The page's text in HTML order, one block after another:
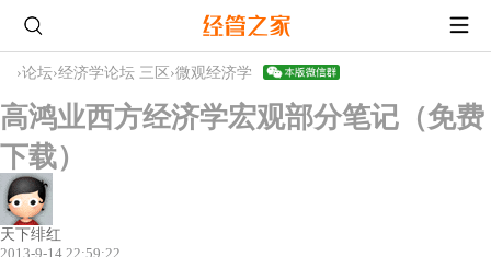
›论坛›经济学论坛 三区 ›微观经济学
高鸿业西方经济学宏观部分笔记（免费
下载）
天下绯红
2013-9-14 22:59:22